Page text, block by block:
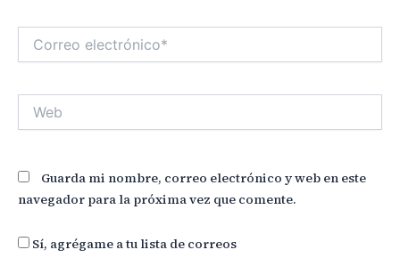
Correo
electrónico*
Guarda mi nombre, correo electrónico y web en este
navegador para la próxima vez que comente.
Sí, agrégame a tu lista de correos